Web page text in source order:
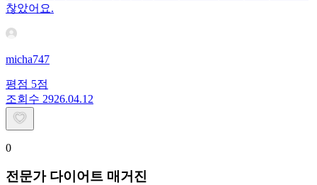
찮았어요.
micha747
평점 5점
조회수 2926.04.12
0
전문가 다이어트 매거진